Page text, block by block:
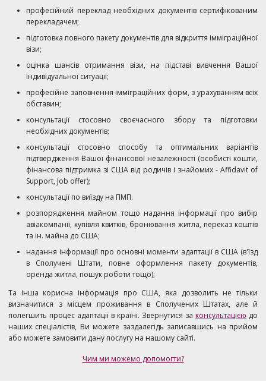
професійний переклад необхідних документів сертифікованим
перекладачем;
підготовка повного пакету документів для відкриття імміграційної
візи;
оцінка шансів отримання візи, на підставі вивчення Вашої
індивідуальної ситуації;
професійне заповнення імміграційних форм, з урахуванням всіх
обставин;
консультації стосовно своєчасного збору та підготовки
необхідних документів;
консультації стосовно способу та оптимальних варіантів
підтвердження Вашої фінансової незалежності (особисті кошти,
фінансова підтримка зі США від родичів і знайомих - Affidavit of
Support, Job offer);
консультації по виїзду на ПМП.
розпорядження майном тощо надання інформації про вибір
авіакомпанії, купівля квитків, бронювання житла, переказ коштів
та ін. майна до США;
надання інформації про основні моменти адаптації в США (в'їзд
в Сполучені Штати, повне оформлення пакету документів,
оренда житла, пошук роботи тощо);
Та інша корисна інформація про США, яка дозволить не тільки
визначитися з місцем проживання в Сполучених Штатах, але й
полегшить процес адаптації в країні. Звернутися за консультацією до
наших спеціалістів, Ви можете заздалегідь записавшись на прийом
або можете замовити дану послугу на нашому сайті.
Чим ми можемо допомогти?